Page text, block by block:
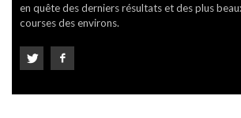
en quête des derniers résultats et des plus
courses des environs.